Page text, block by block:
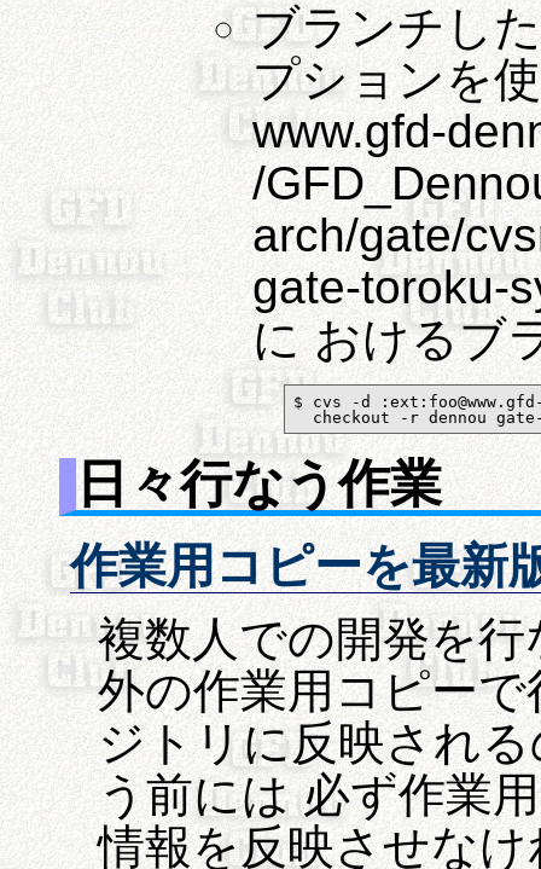
ブランチし
プションを
www.gfd-
/
arch/gate/
gate-toroku-
に おけるブ
$ cvs -d
checkout -r dennou
日々行なう作業
作業用コピーを最新
複数人での開発を
外の作業用コピー
ジトリに反映され
う前には 必ず作業
情報を反映させな